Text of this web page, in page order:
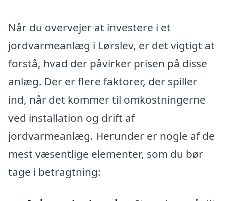
Når du overvejer at investere i et
jordvarmeanlæg i Lørslev, er det vigtigt at
forstå, hvad der påvirker prisen på disse
anlæg. Der er flere faktorer, der spiller
ind, når det kommer til omkostningerne
ved installation og drift af
jordvarmeanlæg. Herunder er nogle af de
mest væsentlige elementer, som du bør
tage i betragtning: